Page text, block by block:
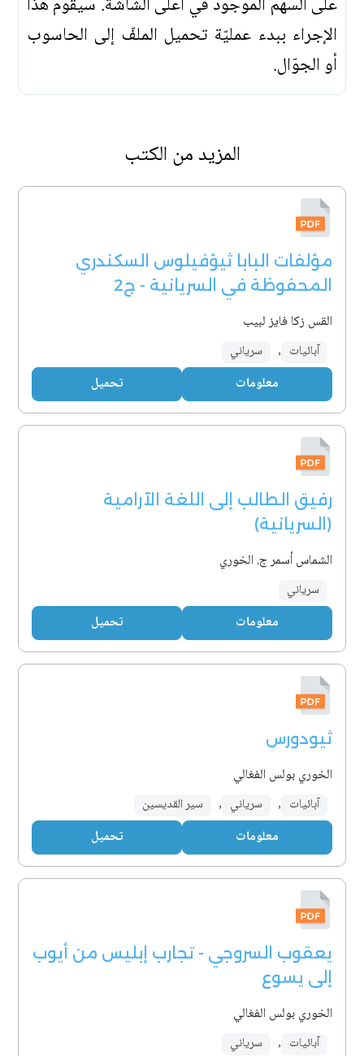
الإجراء ببدء عمليّة تحميل الملفّ إلى الحاسوب
أو الجوّال.
المزيد من الكتب
مؤلفات البابا ثيؤفيلوس السكندري
المحفوظة في السريانية - ج2
القس زكا فايز لبيب
آبائيات , سرياني
معلومات تحميل
رفيق الطالب إلى اللغة الآرامية
(السريانية)
الشماس أسمر ج. الخوري
سرياني
معلومات تحميل
ثيودورس
الخوري بولس الفغالي
آبائيات , سرياني , سير القديسين
معلومات تحميل
يعقوب السروجي - تجارب إبليس من أيوب
إلى يسوع
الخوري بولس الفغالي
آبائيات , سرياني